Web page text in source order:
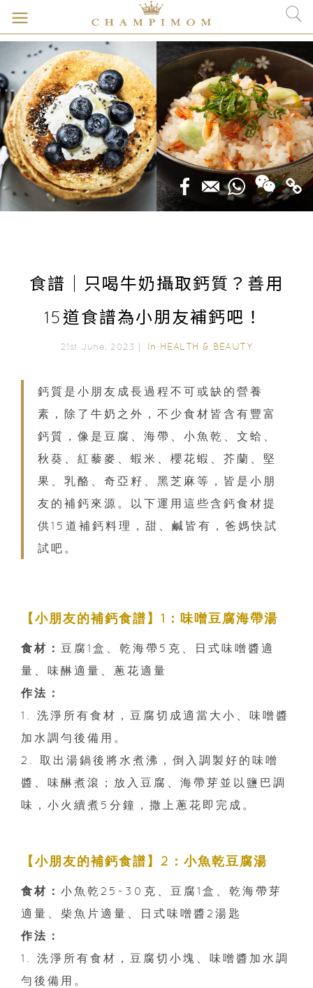
食譜｜只喝牛奶攝取鈣質？善用
15道食譜為小朋友補鈣吧！
21st June, 2023｜ In HEALTH & BEAUTY
鈣質是小朋友成長過程不可或缺的營養
素，除了牛奶之外，不少食材皆含有豐富
鈣質，像是豆腐、海帶、小魚乾、文蛤、
秋葵、紅藜麥、蝦米、櫻花蝦、芥蘭、堅
果、乳酪、奇亞籽、黑芝麻等，皆是小朋
友的補鈣來源。以下運用這些含鈣食材提
供15道補鈣料理，甜、鹹皆有，爸媽快試
試吧。
【小朋友的補鈣食譜】1：味噌豆腐海帶湯
食材： 豆腐1盒、乾海帶5克、日式味噌醬適
量、味醂適量、蔥花適量
作法：
1. 洗淨所有食材，豆腐切成適當大小、味噌醬
加水調勻後備用。
2. 取出湯鍋後將水煮沸，倒入調製好的味噌
醬、味醂煮滾；放入豆腐、海帶芽並以鹽巴調
味，小火續煮5分鐘，撒上蔥花即完成。
【小朋友的補鈣食譜】2：小魚乾豆腐湯
食材： 小魚乾25-30克、豆腐1盒、乾海帶芽
適量、柴魚片適量、日式味噌醬2湯匙
作法：
1. 洗淨所有食材，豆腐切小塊、味噌醬加水調
勻後備用。